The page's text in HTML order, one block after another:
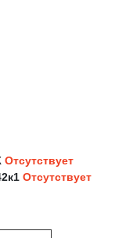
Отсутствует
Отсутствует